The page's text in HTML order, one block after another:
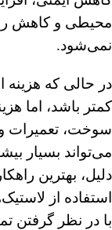
محیطی و کاهش
نمی‌شود.
در حالی که هزینه
کمتر باشد، اما
سوخت، تعمیرات
می‌تواند بسیار
دلیل، بهترین
استفاده از
با در نظر گرفتن